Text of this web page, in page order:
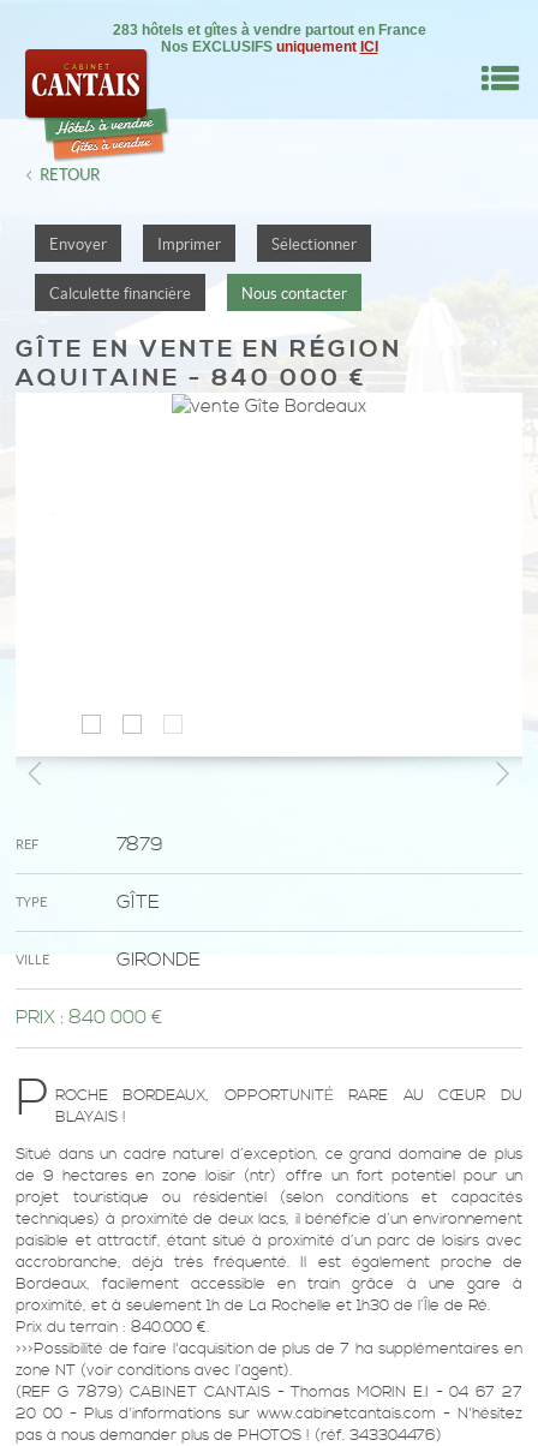
283 hôtels et gîtes à vendre partout en France
Nos EXCLUSIFS uniquement ICI
BIEN
RETOUR
Envoyer Imprimer Sélectionner
Calculette financière Nous contacter
GÎTE EN VENTE EN RÉGION
AQUITAINE - 840 000 €
REF 7879
TYPE GÎTE
VILLE GIRONDE
PRIX : 840 000 €
P ROCHE BORDEAUX, OPPORTUNITÉ RARE AU CŒUR DU
BLAYAIS !
Situé dans un cadre naturel d’exception, ce grand domaine de plus
de 9 hectares en zone loisir (ntr) offre un fort potentiel pour un
projet touristique ou résidentiel (selon conditions et capacités
techniques) à proximité de deux lacs, il bénéficie d’un environnement
paisible et attractif, étant situé à proximité d’un parc de loisirs avec
accrobranche, déjà très fréquenté. Il est également proche de
Bordeaux, facilement accessible en train grâce à une gare à
proximité, et à seulement 1h de La Rochelle et 1h30 de l’Île de Ré.
Prix du terrain : 840.000 €.
>>>Possibilité de faire l'acquisition de plus de 7 ha supplémentaires en
zone NT (voir conditions avec l’agent).
(REF G 7879) CABINET CANTAIS - Thomas MORIN E.I - 04 67 27
20 00 - Plus d'informations sur www.cabinetcantais.com - N'hésitez
pas à nous demander plus de PHOTOS ! (réf. 343304476)